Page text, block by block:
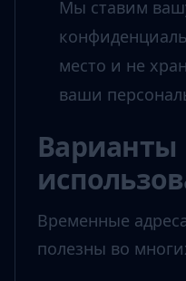
Мы ставим
место и не
ваши
Варианты
Временные
полезны во